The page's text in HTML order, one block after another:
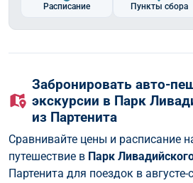
Расписание Пункты сбора
Забронировать авто-
экскурсии в Парк
из Партенита
Сравнивайте цены и расписание
путешествие в Парк
Партенита для поездок в августе-